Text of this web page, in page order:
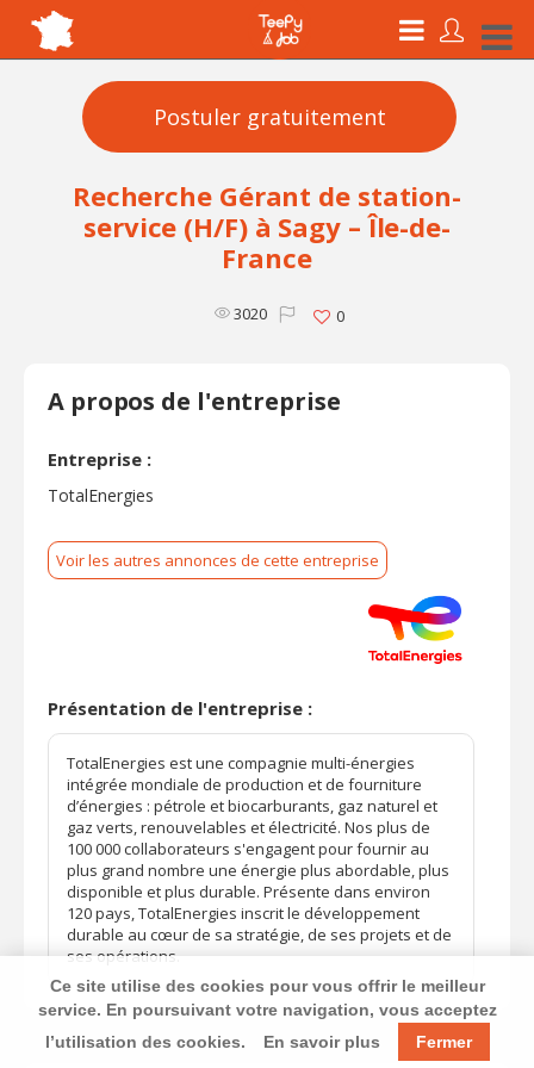
Recherche Gérant de station-
service (H/F) à Sagy – Île-de-
France
3020 0
A propos de l'entreprise
Entreprise :
TotalEnergies
Voir les autres annonces de cette entreprise
Présentation de l'entreprise :
TotalEnergies est une compagnie multi-énergies
intégrée mondiale de production et de fourniture
d’énergies : pétrole et biocarburants, gaz naturel et
gaz verts, renouvelables et électricité. Nos plus de
100 000 collaborateurs s'engagent pour fournir au
plus grand nombre une énergie plus abordable, plus
disponible et plus durable. Présente dans environ
120 pays, TotalEnergies inscrit le développement
durable au cœur de sa stratégie, de ses projets et de
ses opérations.
Postuler gratuitement
Ce site utilise des cookies pour vous offrir le meilleur
service. En poursuivant votre navigation, vous acceptez
l’utilisation des cookies.
En savoir plus Fermer